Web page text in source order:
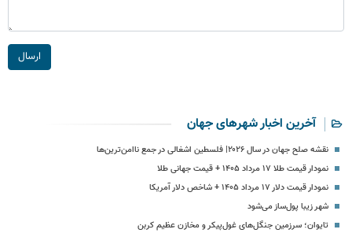
ارسال
آخرین اخبار شهرهای جهان
نقشه صلح جهان در سال ۲۰۲۶| فلسطین اشغالی در جمع ناامن‌ترین‌ها
نمودار قیمت طلا ۱۷ مرداد ۱۴۰۵ + قیمت جهانی طلا
نمودار قیمت دلار ۱۷ مرداد ۱۴۰۵ + شاخص دلار آمریکا
شهر زیبا پول‌ساز می‌شود
تایوان؛ سرزمین جنگل‌های غول‌پیکر و مخازن عظیم کربن